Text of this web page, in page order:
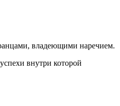
владеющими наречием.
внутри которой